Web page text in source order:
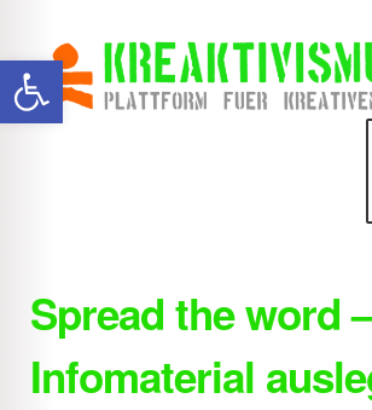
Werkzeugleiste öffnen Zur
Navigation
springen
Zum
Inhalt
springen
Howtos
Aktionsformen
Spread the word
Infomaterial